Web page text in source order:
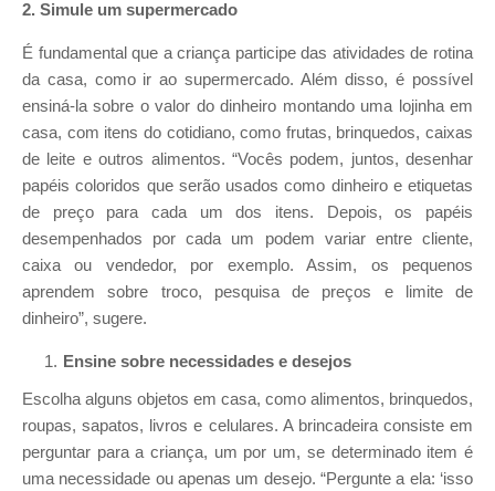
2. Simule um supermercado
É fundamental que a criança participe das atividades de rotina
da casa, como ir ao supermercado. Além disso, é possível
ensiná-la sobre o valor do dinheiro montando uma lojinha em
casa, com itens do cotidiano, como frutas, brinquedos, caixas
de leite e outros alimentos. “Vocês podem, juntos, desenhar
papéis coloridos que serão usados como dinheiro e etiquetas
de preço para cada um dos itens. Depois, os papéis
desempenhados por cada um podem variar entre cliente,
caixa ou vendedor, por exemplo. Assim, os pequenos
aprendem sobre troco, pesquisa de preços e limite de
dinheiro”, sugere.
Ensine sobre necessidades e desejos
Escolha alguns objetos em casa, como alimentos, brinquedos,
roupas, sapatos, livros e celulares. A brincadeira consiste em
perguntar para a criança, um por um, se determinado item é
uma necessidade ou apenas um desejo. “Pergunte a ela: ‘isso